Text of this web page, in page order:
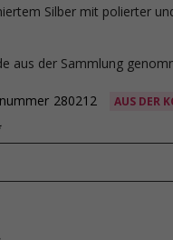
aus der Sammlung
280212 AUS DER